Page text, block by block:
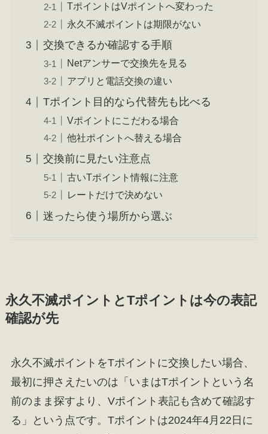
TポイントはVポイントへ変わった
永久不滅ポイントは期限がない
交換できるか確認する手順
Netアンサーで交換先を見る
アプリと電話交換の違い
Tポイント目的なら代替先も比べる
Vポイントにこだわる場合
他社ポイントへ替える場合
交換前に見たい注意点
古いTポイント情報に注意
レートだけで決めない
迷ったら使う場所から選ぶ
永久不滅ポイントとTポイントは今の表記
確認が先
永久不滅ポイントをTポイントに交換したい場合、
最初に押さえたいのは「いまはTポイントという名
前のまま探すより、Vポイント表記も含めて確認す
る」という点です。Tポイントは2024年4月22日に